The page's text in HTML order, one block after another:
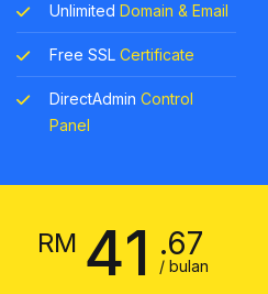
UnlimitedDomain & Email
Free SSLCertificate
DirectAdminControl
Panel
RM 41 .67
/ bulan